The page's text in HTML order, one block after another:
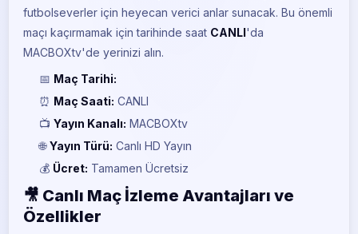
futbolseverler için heyecan verici anlar sunacak. Bu önemli
maçı kaçırmamak içintarihinde saat CANLI'da
MACBOXtv'de yerinizi alın.
📅 Maç Tarihi:
⏰ Maç Saati: CANLI
📺 Yayın Kanalı: MACBOXtv
🌐Yayın Türü: Canlı HD Yayın
💰 Ücret: Tamamen Ücretsiz
🎥 Canlı Maç İzleme Avantajları ve
Özellikler